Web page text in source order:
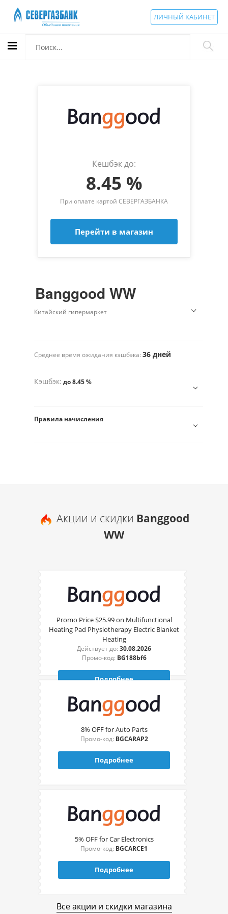
ЛИЧНЫЙ КАБИНЕТ
Кешбэк до:
8.45 %
При оплате картой СЕВЕРГАЗБАНКА
Перейти в магазин
Banggood WW
Китайский гипермаркет
Среднее время ожидания кэшбэка: 36 дней
Кэшбэк: до 8.45 %
Правила начисления
Акции и скидки Banggood
WW
Promo Price $25.99 on Multifunctional
Heating Pad Physiotherapy Electric Blanket
Heating
Действует до: 30.08.2026
Промо-код: BG188bf6
Подробнее
8% OFF for Auto Parts
Промо-код: BGCARAP2
Подробнее
5% OFF for Car Electronics
Промо-код: BGCARCE1
Подробнее
Все акции и скидки магазина